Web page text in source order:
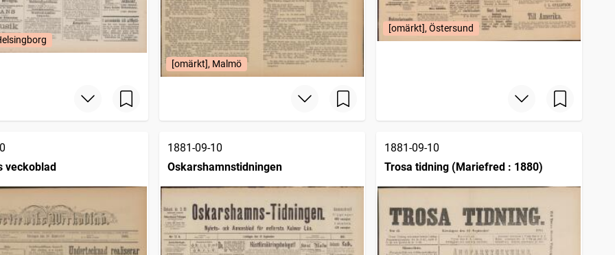
[omärkt], Malmö
[omärkt], Östersund
veckoblad
1881-09-10
Oskarshamnstidningen
1881-09-10
Trosa tidning (Mariefred : 1880)